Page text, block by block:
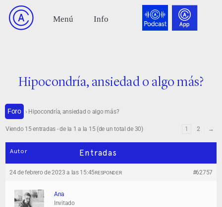
Hipocondría, ansiedad o algo más?
Foro › Hipocondría, ansiedad o algo más?
Viendo 15 entradas - de la 1 a la 15 (de un total de 30) 1 2 →
Autor Entradas
24 de febrero de 2023 a las 15:45 #62757
RESPONDER
Ana
Invitado